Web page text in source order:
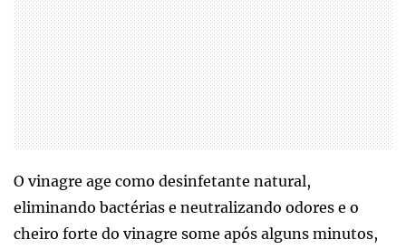
O vinagre age como desinfetante natural,
eliminando bactérias e neutralizando odores e o
cheiro forte do vinagre some após alguns minutos,